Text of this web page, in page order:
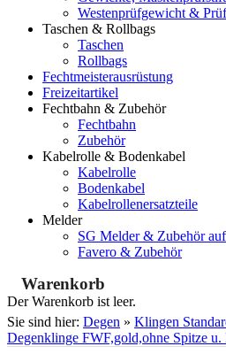
Westenprüfgewicht &
Taschen & Rollbags
Taschen
Rollbags
Fechtmeisterausrüstung
Freizeitartikel
Fechtbahn & Zubehör
Fechtbahn
Zubehör
Kabelrolle & Bodenkabel
Kabelrolle
Bodenkabel
Kabelrollenersatzteile
Melder
SG Melder & Zubehör
Favero & Zubehör
Warenkorb
Der Warenkorb ist leer.
Sie sind hier: Degen » Klingen
Degenklinge FWF,gold,ohne Spitze